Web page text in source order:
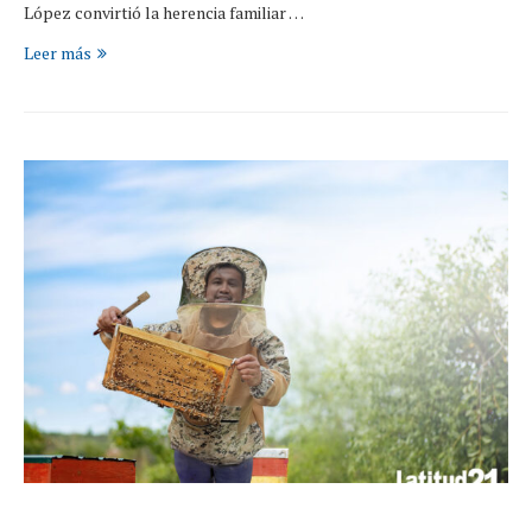
López convirtió la herencia familiar …
Leer más